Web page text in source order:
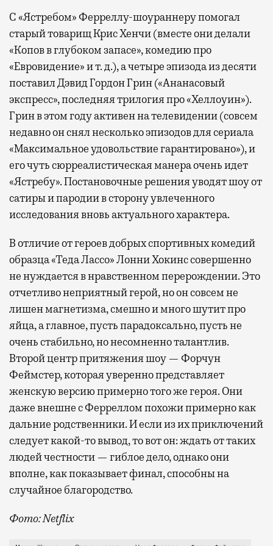
С «Ястребом» Ферреллу-шоураннеру помогал
старый товарищ Крис Хенчи (вместе они делали
«Копов в глубоком запасе», комедию про
«Евровидение» и т. д.), а четыре эпизода из десяти
поставил Дэвид Гордон Грин («Ананасовый
экспресс», последняя трилогия про «Хеллоуин»).
Грин в этом году активен на телевидении (совсем
недавно он снял несколько эпизодов для сериала
«Максимальное удовольствие гарантировано»), и
его чуть сюрреалистическая манера очень идет
«Ястребу». Постановочные решения уводят шоу от
сатиры и пародии в сторону увлеченного
исследования вновь актуального характера.
В отличие от героев добрых спортивных комедий
образца «Теда Лассо» Лонни Хокинс совершенно
не нуждается в нравственном перерождении. Это
отчетливо неприятный герой, но он совсем не
лишен магнетизма, смешно и много шутит про
яйца, а главное, пусть парадоксально, пусть не
очень стабильно, но несомненно талантлив.
Второй центр притяжения шоу — Форчун
Феймстер, которая уверенно представляет
женскую версию примерно того же героя. Они
даже внешне с Ферреллом похожи примерно как
дальние родственники. И если из их приключений
следует какой-то вывод, то вот он: ждать от таких
людей честности — гиблое дело, однако они
вполне, как показывает финал, способны на
случайное благородство.
Фото: Netflix